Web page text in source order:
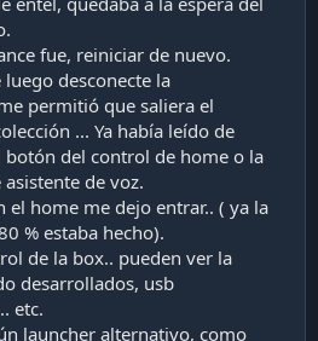
fue, reiniciar de nuevo.
desconecte la
permitió que saliera el
... Ya había leído de
del control de home o la
de voz.
el home me dejo entrar.. ( ya la
% estaba hecho).
de la box.. pueden ver la
desarrollados, usb
etc.
launcher alternativo, como